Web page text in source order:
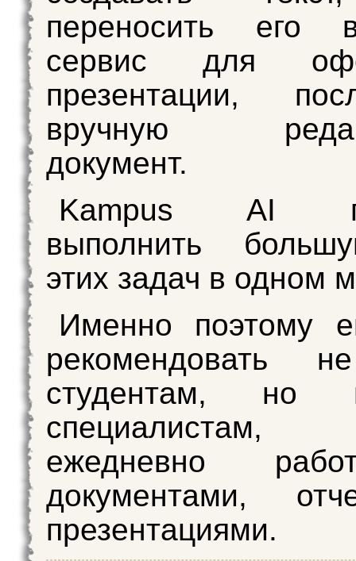
переносить его
сервис для
презентации,
вручную
документ.
Kampus AI
выполнить
этих задач в одном
Именно поэтому
рекомендовать
студентам,
специалистам,
ежедневно
документами,
презентациями.